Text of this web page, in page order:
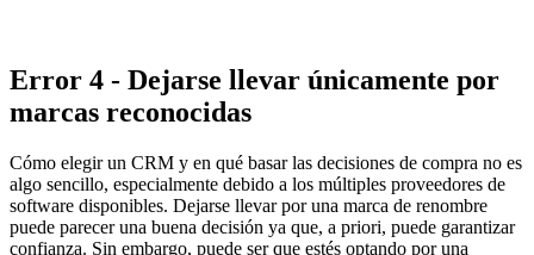
Error 4 - Dejarse llevar únicamente por
marcas reconocidas
Cómo elegir un CRM y en qué basar las decisiones de compra no es
algo sencillo, especialmente debido a los múltiples proveedores de
software disponibles. Dejarse llevar por una marca de renombre
puede parecer una buena decisión ya que, a priori, puede garantizar
confianza. Sin embargo, puede ser que estés optando por una